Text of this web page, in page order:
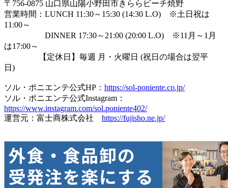
〒756-0875 山口県山陽小野田市きららビーチ焼野
営業時間：LUNCH 11:30～15:30 (14:30 L.O) ※土日祝は
11:00～
DINNER 17:30～21:00 (20:00 L.O) ※11月～1月
は17:00～
【定休日】毎週 月・火曜日 (祝日の場合は翌平
日)
ソル・ポニエンテ公式HP： https://sol-poniente.co.jp/
ソル・ポニエンテ公式Instagram：
https://www.instagram.com/sol.poniente402/
運営元：富士商株式会社 https://fujisho.ne.jp/